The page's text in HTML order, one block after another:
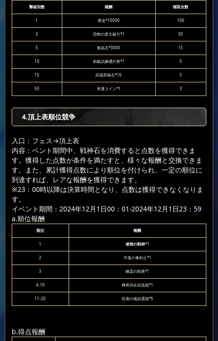
撃破回数 報酬 领取次数
1 黄金*10000 100
3 恐怖の君主破片*1 30
5 青晶石*3000 15
10 初級試練通行券*1 5
15 武器昇格石*10 5
50 幸運コイン*1 3
4.頂上表順位競争
入口：フェス→頂上表
内容：ベント期間中、戦神石を消費すると点数を獲得できま
す。獲得した点数が条件を満たすと、様々な報酬と交換できま
す。また、累計獲得点数により順位を付けられ、一定の順位に
到達すれば、レアな報酬を獲得できます。
※23：00時以降は決算時間となり、点数は獲得できなくなりま
す。
イベント期間：2024年12月1日00：01-2024年12月1日23：59
a.順位報酬
順位 報酬
1 凌雨の戦神*1
2 不落の青剣士*1
3 幽霊の戦将*1
4-10 稀有侍从自选箱*1
11-20 従者の魂自選箱*5
b.得点報酬